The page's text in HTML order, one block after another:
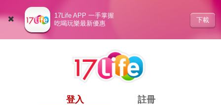
17Life APP 一手掌握
吃喝玩樂最新優惠
下載
登入 註冊